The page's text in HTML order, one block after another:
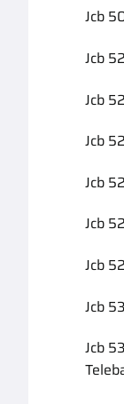
Jcb
Jcb
Jcb
Jcb
Jcb
Jcb
Jcb
Jcb
Jcb